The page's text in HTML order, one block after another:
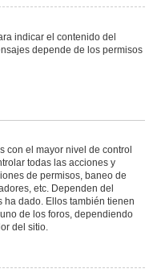
indicar el contenido del
depende de los permisos
con el mayor nivel de control
todas las acciones y
de permisos, baneo de
etc. Dependen del
ha dado. Ellos también tienen
de los foros, dependiendo
del sitio.